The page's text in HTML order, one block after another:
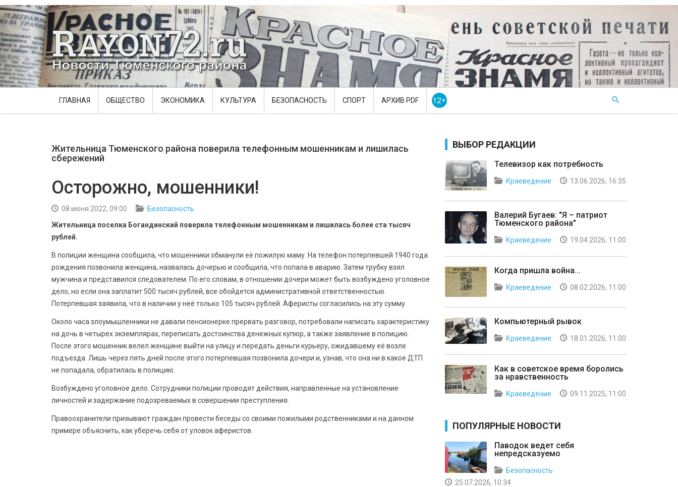
ГЛАВНАЯ ОБЩЕСТВО ЭКОНОМИКА КУЛЬТУРА БЕЗОПАСНОСТЬ СПОРТ АРХИВ PDF
Жительница Тюменского района поверила телефонным мошенникам и лишилась
сбережений
Осторожно, мошенники!
08 июня 2022, 09:00
Безопасность
Жительница поселка Богандинский поверила телефонным мошенникам и лишилась более ста тысяч
рублей.
В полиции женщина сообщила, что мошенники обманули её пожилую маму. На телефон потерпевшей 1940 года
рождения позвонила женщина, назвалась дочерью и сообщила, что попала в аварию. Затем трубку взял
мужчина и представился следователем. По его словам, в отношении дочери может быть возбуждено уголовное
дело, но если она заплатит 500 тысяч рублей, все обойдется административной ответственностью.
Потерпевшая заявила, что в наличии у неё только 105 тысяч рублей. Аферисты согласились на эту сумму.
Около часа злоумышленники не давали пенсионерке прервать разговор, потребовали написать характеристику
на дочь в четырех экземплярах, переписать достоинства денежных купюр, а также заявление в полицию.
После этого мошенник велел женщине выйти на улицу и передать деньги курьеру, ожидавшему её возле
подъезда. Лишь через пять дней после этого потерпевшая позвонила дочери и, узнав, что она ни в какое ДТП
не попадала, обратилась в полицию.
Возбуждено уголовное дело. Сотрудники полиции проводят действия, направленные на установление
личностей и задержание подозреваемых в совершении преступления.
Правоохранители призывают граждан провести беседы со своими пожилыми родственниками и на данном
примере объяснить, как уберечь себя от уловок аферистов.
ВЫБОР РЕДАКЦИИ
Телевизор как потребность
Краеведение 13.06.2026, 16:35
Валерий Бугаев: "Я – патриот
Тюменского района"
Краеведение 19.04.2026, 11:00
Когда пришла война...
Краеведение 08.02.2026, 11:00
Компьютерный рывок
Краеведение 18.01.2026, 11:00
Как в советское время боролись
за нравственность
Краеведение 09.11.2025, 11:00
ПОПУЛЯРНЫЕ НОВОСТИ
Паводок ведет себя
непредсказуемо
Безопасность
25.07.2026, 10:34